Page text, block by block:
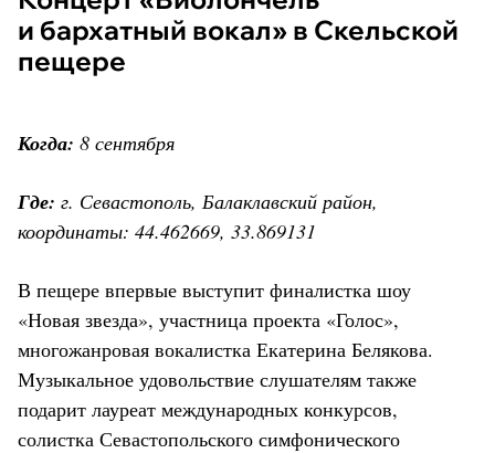
и бархатный вокал» в Скельской
пещере
Когда: 8 сентября
Где: г. Севастополь, Балаклавский район,
координаты: 44.462669, 33.869131
В пещере впервые выступит финалистка шоу
«Новая звезда», участница проекта «Голос»,
многожанровая вокалистка Екатерина Белякова.
Музыкальное удовольствие слушателям также
подарит лауреат международных конкурсов,
солистка Севастопольского симфонического